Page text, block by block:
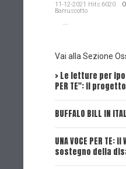
11-12-2021 Hits:6020
Barruscotto
...
Vai alla Sezione
> Le letture per ipo
PER TE": il
BUFFALO BILL IN
UNA VOCE PER
sostegno della